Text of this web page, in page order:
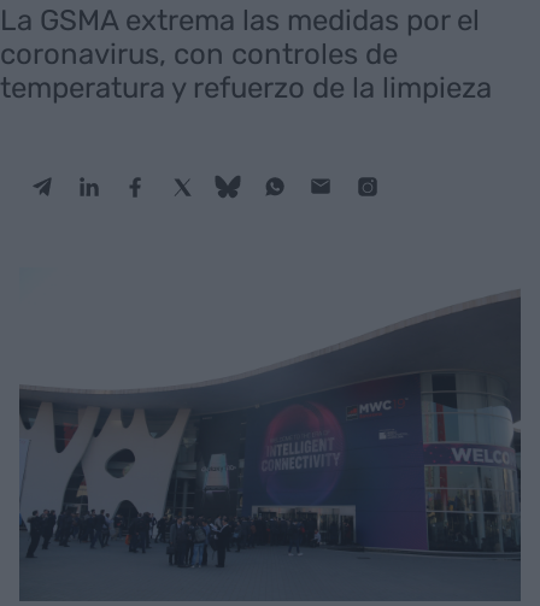
La GSMA extrema las medidas por el
coronavirus, con controles de
temperatura y refuerzo de la limpieza